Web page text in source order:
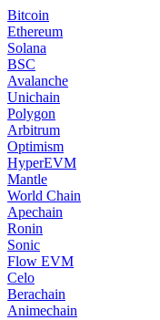
Bitcoin
Ethereum
Solana
BSC
Avalanche
Unichain
Polygon
Arbitrum
Optimism
HyperEVM
Mantle
World Chain
Apechain
Ronin
Sonic
Flow EVM
Celo
Berachain
Animechain